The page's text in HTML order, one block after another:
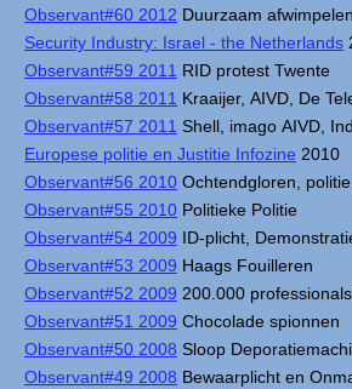
Observant#60 2012 Duurzaam afwimpelen
Security Industry: Israel - the Netherlands
Observant#59 2011 RID protest Twente
Observant#58 2011 Kraaijer, AIVD, De
Observant#57 2011 Shell, imago AIVD,
Europese politie en Justitie Infozine 2010
Observant#56 2010 Ochtendgloren,
Observant#55 2010 Politieke Politie
Observant#54 2009 ID-plicht,
Observant#53 2009 Haags Fouilleren
Observant#52 2009 200.000
Observant#51 2009 Chocolade spionnen
Observant#50 2008 Sloop
Observant#49 2008 Bewaarplicht en